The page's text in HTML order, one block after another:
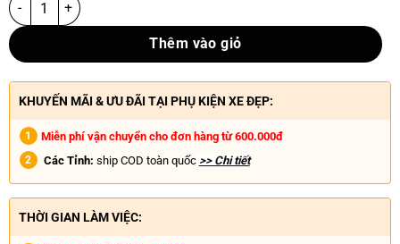
Thêm vào giỏ
KHUYẾN MÃI & ƯU ĐÃI TẠI PHỤ KIỆN XE ĐẸP:
Miễn phí vận chuyển cho đơn hàng từ 600.000đ
Các Tỉnh: ship COD toàn quốc >> Chi tiết
THỜI GIAN LÀM VIỆC: